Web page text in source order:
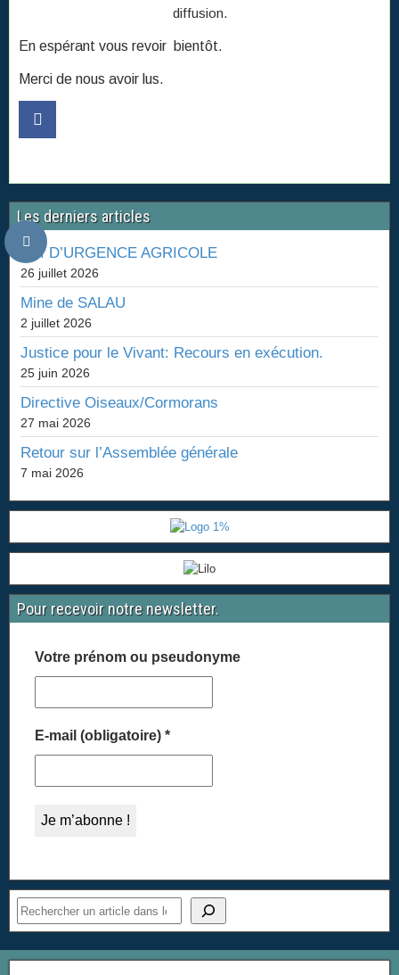
diffusion.
En espérant vous revoir bientôt.
Merci de nous avoir lus.
Les derniers articles
LOI D’URGENCE AGRICOLE
26 juillet 2026
Mine de SALAU
2 juillet 2026
Justice pour le Vivant: Recours en exécution.
25 juin 2026
Directive Oiseaux/Cormorans
27 mai 2026
Retour sur l’Assemblée générale
7 mai 2026
Pour recevoir notre newsletter.
Votre prénom ou pseudonyme
E-mail (obligatoire) *